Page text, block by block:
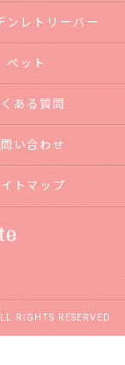
ンレトリーバー
ペット
ある質問
い合わせ
トマップ
RIGHTS RESERVED.